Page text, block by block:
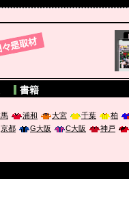
書籍
浦和 大宮 千葉 柏
京都 G大阪 C大阪 神戸